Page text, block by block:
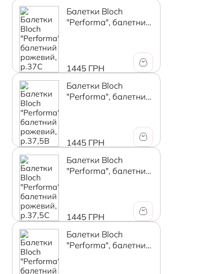
Балетки Bloch
"Performa", балетний
1445 ГРН
Балетки Bloch
"Performa", балетний
1445 ГРН
Балетки Bloch
"Performa", балетний
1445 ГРН
Балетки Bloch
"Performa", балетний